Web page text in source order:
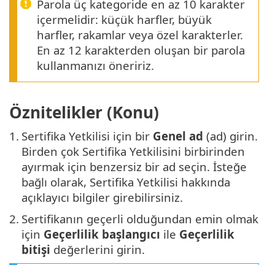
Parola üç kategoride en az 10 karakter
içermelidir: küçük harfler, büyük
harfler, rakamlar veya özel karakterler.
En az 12 karakterden oluşan bir parola
kullanmanızı öneririz.
Öznitelikler (Konu)
1. Sertifika Yetkilisi için bir Genel ad (ad) girin.
Birden çok Sertifika Yetkilisini birbirinden
ayırmak için benzersiz bir ad seçin. İsteğe
bağlı olarak, Sertifika Yetkilisi hakkında
açıklayıcı bilgiler girebilirsiniz.
2. Sertifikanın geçerli olduğundan emin olmak
için Geçerlilik başlangıcı ile Geçerlilik
bitişi değerlerini girin.